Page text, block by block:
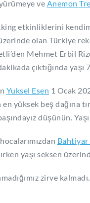
ve Anemon
etkinliklerini
olan Türkiye
Mehmet Erbil
çıktığında
Yuksel Esen 1 Ocak
yüksek beş dağına
düşünün.
Bahtiyar
yaşı seksen
zirve